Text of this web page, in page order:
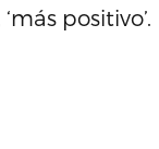
positivo’.